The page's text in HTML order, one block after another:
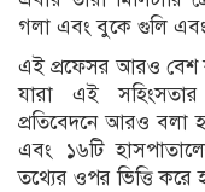
গলা এবং বুকে গুলি এবং
এই প্রফেসর আরও বেশ
যারা এই
প্রতিবেদনে আরও বলা
এবং ১৬টি
তথ্যের ওপর ভিত্তি করে